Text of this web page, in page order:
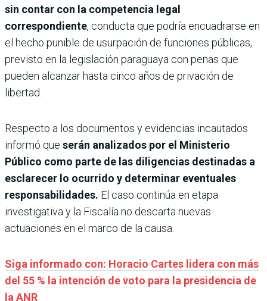
sin contar con la competencia legal
correspondiente, conducta que podría encuadrarse en
el hecho punible de usurpación de funciones públicas,
previsto en la legislación paraguaya con penas que
pueden alcanzar hasta cinco años de privación de
libertad.
Respecto a los documentos y evidencias incautados
informó que serán analizados por el Ministerio
Público como parte de las diligencias destinadas a
esclarecer lo ocurrido y determinar eventuales
responsabilidades. El caso continúa en etapa
investigativa y la Fiscalía no descarta nuevas
actuaciones en el marco de la causa.
Siga informado con: Horacio Cartes lidera con más
del 55 % la intención de voto para la presidencia de
la ANR